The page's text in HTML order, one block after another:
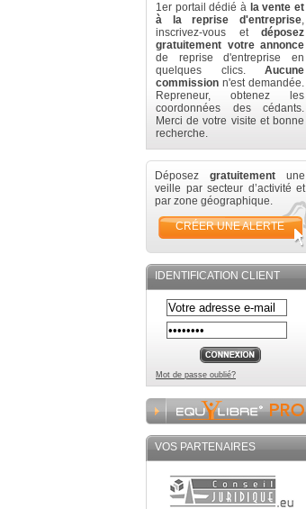
1er portail dédié à la vente et
à la reprise d'entreprise,
inscrivez-vous et déposez
gratuitement votre annonce
de reprise d'entreprise en
quelques clics. Aucune
commission n'est demandée.
Repreneur, obtenez les
coordonnées des cédants.
Merci de votre visite et bonne
recherche.
Déposez gratuitement une
veille par secteur d’activité et
par zone géographique.
CRÉER UNE ALERTE
IDENTIFICATION CLIENT
Mot de passe oublié?
VOS PARTENAIRES